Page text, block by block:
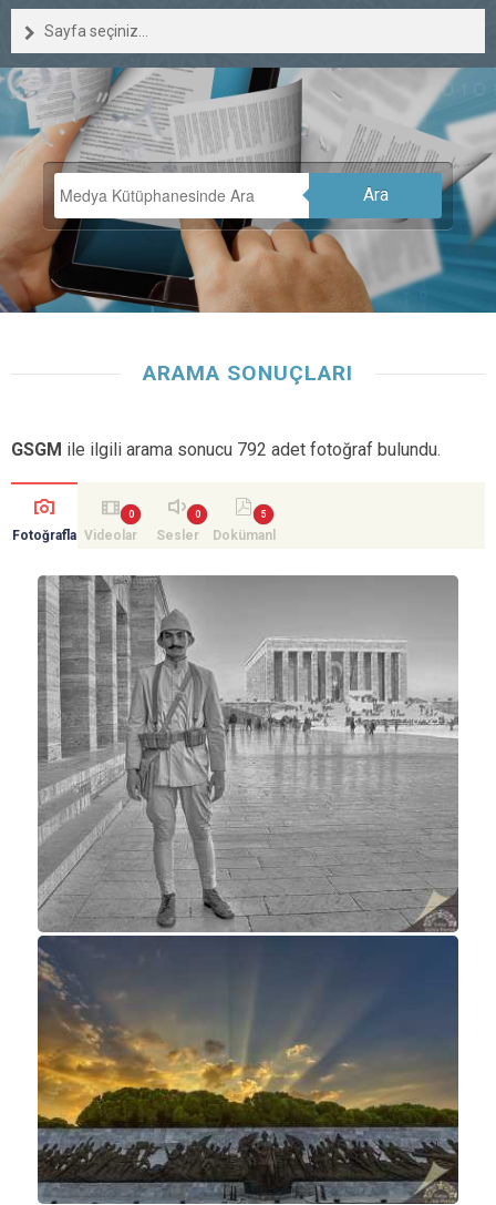
Sayfa seçiniz...
Ara
ARAMA SONUÇLARI
GSGM ile ilgili arama sonucu 792 adet fotoğraf bulundu.
Fotoğrafla Videolar Sesler
Dokümanl